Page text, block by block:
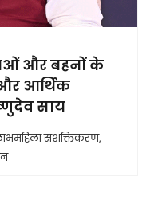
और बहनों के
आर्थिक
साय
सशक्तिकरण,